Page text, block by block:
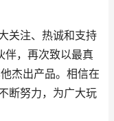
关注、热诚和支持
伴，再次致以最真
杰出产品。相信在
断努力，为广大玩